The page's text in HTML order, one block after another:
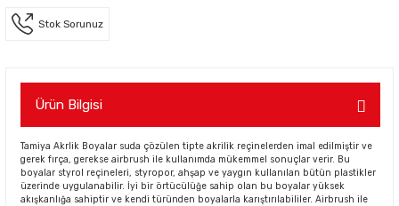
Stok Sorunuz
Ürün Bilgisi
Tamiya Akrlik Boyalar suda çözülen tipte akrilik reçinelerden imal edilmiştir ve
gerek fırça, gerekse airbrush ile kullanımda mükemmel sonuçlar verir. Bu
boyalar styrol reçineleri, styropor, ahşap ve yaygın kullanılan bütün plastikler
üzerinde uygulanabilir. İyi bir örtücülüğe sahip olan bu boyalar yüksek
akışkanlığa sahiptir ve kendi türünden boyalarla karıştırılabililer. Airbrush ile